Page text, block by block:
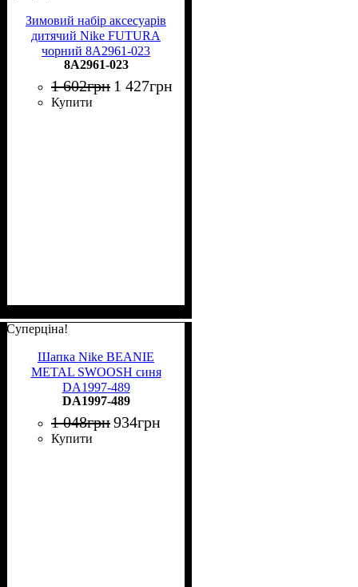
Зимовий набір аксесуарів
дитячий Nike FUTURA
чорний 8A2961-023
8A2961-023
1 602грн 1 427грн
Купити
Суперціна!
Шапка Nike BEANIE
METAL SWOOSH синя
DA1997-489
DA1997-489
1 048грн934грн
Купити